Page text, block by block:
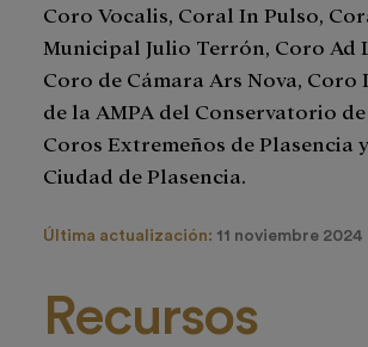
Coro Vocalis, Coral In Pulso,
Municipal Julio Terrón, Coro Ad
Coro de Cámara Ars Nova, Coro
de la AMPA del Conservatorio de
Coros Extremeños de Plasencia
Ciudad de Plasencia.
Última actualización: 11 noviembre 2024
Recursos